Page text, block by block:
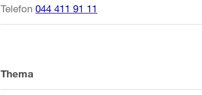
Telefon 044 411 91 11
Thema